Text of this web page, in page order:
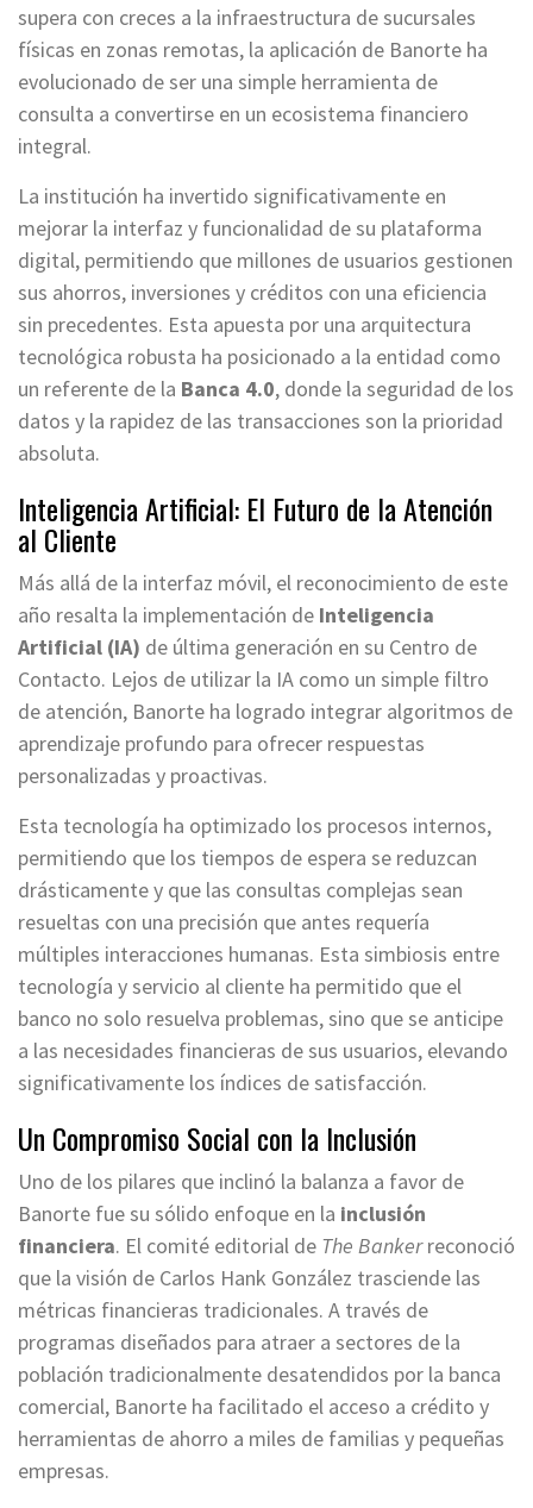
supera con creces a la infraestructura de sucursales
físicas en zonas remotas, la aplicación de Banorte ha
evolucionado de ser una simple herramienta de
consulta a convertirse en un ecosistema financiero
integral.
La institución ha invertido significativamente en
mejorar la interfaz y funcionalidad de su plataforma
digital, permitiendo que millones de usuarios gestionen
sus ahorros, inversiones y créditos con una eficiencia
sin precedentes. Esta apuesta por una arquitectura
tecnológica robusta ha posicionado a la entidad como
un referente de la Banca 4.0, donde la seguridad de los
datos y la rapidez de las transacciones son la prioridad
absoluta.
Inteligencia Artificial: El Futuro de la Atención
al Cliente
Más allá de la interfaz móvil, el reconocimiento de este
año resalta la implementación de Inteligencia
Artificial (IA) de última generación en su Centro de
Contacto. Lejos de utilizar la IA como un simple filtro
de atención, Banorte ha logrado integrar algoritmos de
aprendizaje profundo para ofrecer respuestas
personalizadas y proactivas.
Esta tecnología ha optimizado los procesos internos,
permitiendo que los tiempos de espera se reduzcan
drásticamente y que las consultas complejas sean
resueltas con una precisión que antes requería
múltiples interacciones humanas. Esta simbiosis entre
tecnología y servicio al cliente ha permitido que el
banco no solo resuelva problemas, sino que se anticipe
a las necesidades financieras de sus usuarios, elevando
significativamente los índices de satisfacción.
Un Compromiso Social con la Inclusión
Uno de los pilares que inclinó la balanza a favor de
Banorte fue su sólido enfoque en la inclusión
financiera. El comité editorial de The Bankerreconoció
que la visión de Carlos Hank González trasciende las
métricas financieras tradicionales. A través de
programas diseñados para atraer a sectores de la
población tradicionalmente desatendidos por la banca
comercial, Banorte ha facilitado el acceso a crédito y
herramientas de ahorro a miles de familias y pequeñas
empresas.